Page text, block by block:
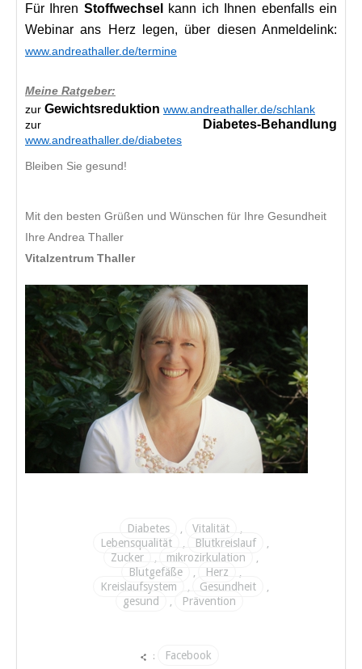
Für Ihren Stoffwechsel
kann ich Ihnen ebenfalls ein
Webinar ans Herz legen, über diesen Anmeldelink:
www.andreathaller.de/termine
Meine Ratgeber:
zur Gewichtsreduktion www.andreathaller.de/schlank
zur
Diabetes-Behandlung
www.andreathaller.de/diabetes
Bleiben Sie gesund!
Mit den besten Grüßen und Wünschen für Ihre Gesundheit
Ihre Andrea Thaller
Vitalzentrum Thaller
Diabetes Vitalität
Lebensqualität Blutkreislauf
Zucker mikrozirkulation
Blutgefäße Herz
Kreislaufsystem Gesundheit
gesund Prävention
: Facebook